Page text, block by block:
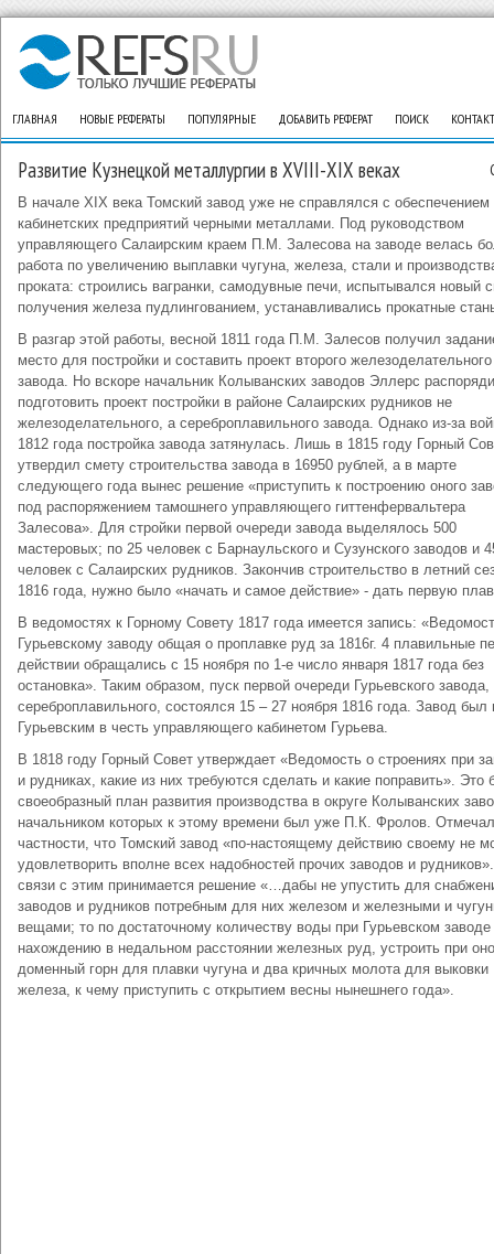
ГЛАВНАЯ НОВЫЕ РЕФЕРАТЫ ПОПУЛЯРНЫЕ ДОБАВИТЬ РЕФЕРАТ ПОИСК
Развитие Кузнецкой металлургии в XVIII-XIX веках
В начале XIX века Томский завод уже не справлялся с обеспечением
кабинетских предприятий черными металлами. Под руководством
управляющего Салаирским краем П.М. Залесова на заводе велась
работа по увеличению выплавки чугуна, железа, стали и
проката: строились вагранки, самодувные печи, испытывался новый
получения железа пудлингованием, устанавливались прокатные
В разгар этой работы, весной 1811 года П.М. Залесов получил
место для постройки и составить проект второго железоделательного
завода. Но вскоре начальник Колыванских заводов Эллерс
подготовить проект постройки в районе Салаирских рудников не
железоделательного, а сереброплавильного завода. Однако из-за
1812 года постройка завода затянулась. Лишь в 1815 году Горный
утвердил смету строительства завода в 16950 рублей, а в марте
следующего года вынес решение «приступить к построению оного
под распоряжением тамошнего управляющего гиттенфервальтера
Залесова». Для стройки первой очереди завода выделялось 500
мастеровых; по 25 человек с Барнаульского и Сузунского заводов и
человек с Салаирских рудников. Закончив строительство в летний
1816 года, нужно было «начать и самое действие» - дать первую
В ведомостях к Горному Совету 1817 года имеется запись:
Гурьевскому заводу общая о проплавке руд за 1816г. 4 плавильные
действии обращались с 15 ноября по 1-е число января 1817 года без
остановка». Таким образом, пуск первой очереди Гурьевского завода,
сереброплавильного, состоялся 15 – 27 ноября 1816 года. Завод был
Гурьевским в честь управляющего кабинетом Гурьева.
В 1818 году Горный Совет утверждает «Ведомость о строениях при
и рудниках, какие из них требуются сделать и какие поправить». Это
своеобразный план развития производства в округе Колыванских
начальником которых к этому времени был уже П.К. Фролов.
частности, что Томский завод «по-настоящему действию своему не
удовлетворить вполне всех надобностей прочих заводов и
связи с этим принимается решение «…дабы не упустить для
заводов и рудников потребным для них железом и железными и
вещами; то по достаточному количеству воды при Гурьевском заводе
нахождению в недальном расстоянии железных руд, устроить при
доменный горн для плавки чугуна и два кричных молота для выковки
железа, к чему приступить с открытием весны нынешнего года».